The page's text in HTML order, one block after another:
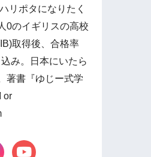
リポタになりたく
0のイギリスの高校
取得後、合格率
み。日本にいたら
著書『ゆじー式学
or